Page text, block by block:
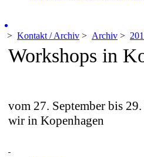
> Kontakt / Archiv > Archiv >
Workshops in
vom 27. September bis
wir in Kopenhagen